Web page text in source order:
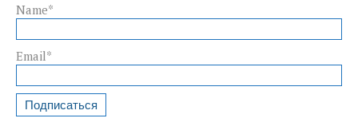
Name*
Email*